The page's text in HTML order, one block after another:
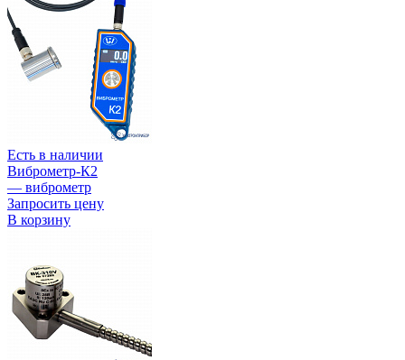
Есть в наличии
Виброметр-К2
— виброметр
Запросить цену
В корзину